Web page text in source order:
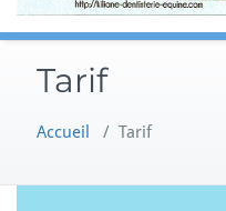
Tarif
Accueil / Tarif